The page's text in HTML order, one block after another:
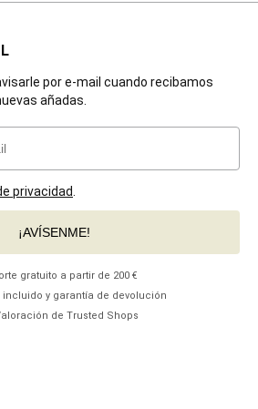
por e-mail cuando recibamos
añadas.
privacidad
¡AVÍSENME!
gratuito a partir de 200 €
incluido y garantía de devolución
de Trusted Shops